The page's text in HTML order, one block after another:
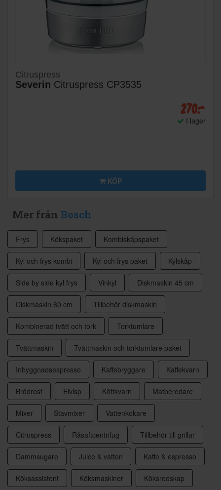
Citruspress
Severin Citruspress CP3535
270:-
I lager
KÖP
Mer från Bosch
Frys Kökspaket Kombiskåpspaket
Kyl och frys kombi Kyl och frys paket Kylskåp
Side by side kyl frys Vinkyl Diskmaskin 45 cm
Diskmaskin 60 cm Tillbehör diskmaskin
Kombinerad tvätt och tork Torktumlare
Tvättmaskin Tvättmaskin och torktumlare paket
Inbyggnadsespresso Kaffebryggare Kaffekvarn
Brödrost Elvisp Köttkvarn Matberedare
Mixer Stavmixer Vattenkokare
Citruspress Råsaftcentrifug Tillbehör till grillar
Dammsugare Juice & vatten Kaffe & espresso
Köksassistent Köksmaskiner Köksredskap